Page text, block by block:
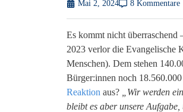
Mai 2, 2024 8 Kommentare
Es kommt nicht überraschend
2023 verlor die Evangelische
Menschen). Dem stehen
Bürger:innen noch
Reaktion aus?
„Wir werden
bleibt es aber unsere